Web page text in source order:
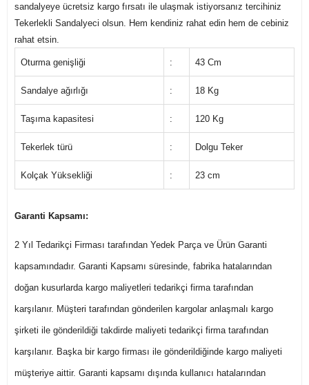
sandalyeye ücretsiz kargo fırsatı ile ulaşmak istiyorsanız tercihiniz
Tekerlekli Sandalyeci olsun. Hem kendiniz rahat edin hem de cebiniz
rahat etsin.
Oturma genişliği : 43 Cm
Sandalye ağırlığı : 18 Kg
Taşıma kapasitesi : 120 Kg
Tekerlek türü : Dolgu Teker
Kolçak Yüksekliği : 23 cm
Garanti Kapsamı:
2 Yıl Tedarikçi Firması tarafından Yedek Parça ve Ürün Garanti
kapsamındadır. Garanti Kapsamı süresinde, fabrika hatalarından
doğan kusurlarda kargo maliyetleri tedarikçi firma tarafından
karşılanır. Müşteri tarafından gönderilen kargolar anlaşmalı kargo
şirketi ile gönderildiği takdirde maliyeti tedarikçi firma tarafından
karşılanır. Başka bir kargo firması ile gönderildiğinde kargo maliyeti
müşteriye aittir. Garanti kapsamı dışında kullanıcı hatalarından